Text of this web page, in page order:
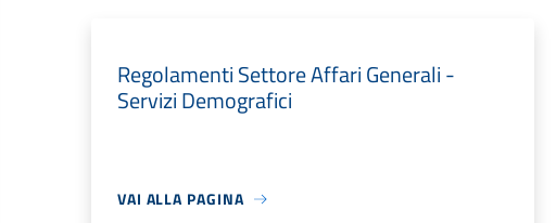
Regolamenti Settore Affari Generali -
Servizi Demografici
VAI ALLA PAGINA